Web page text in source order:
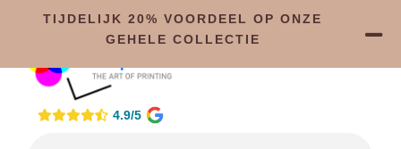
4.9/5
TIJDELIJK 20% VOORDEEL OP ONZE
GEHELE COLLECTIE